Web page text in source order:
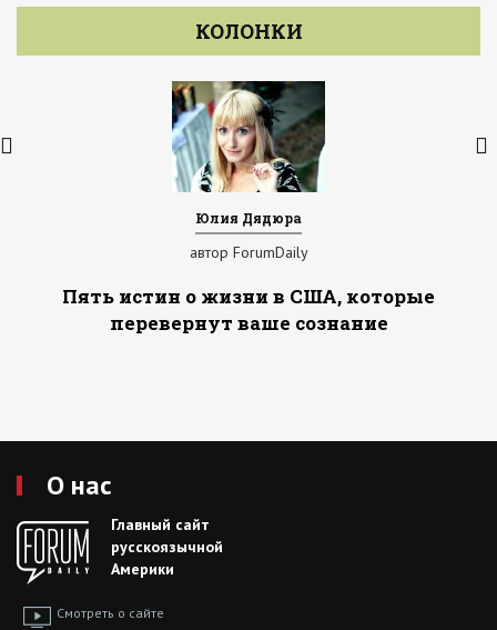
КОЛОНКИ
Юлия Дядюра
автор ForumDaily
Пять истин о жизни в США, которые
перевернут ваше сознание
О нас
Главный сайт
русскоязычной
Америки
Смотреть о сайте